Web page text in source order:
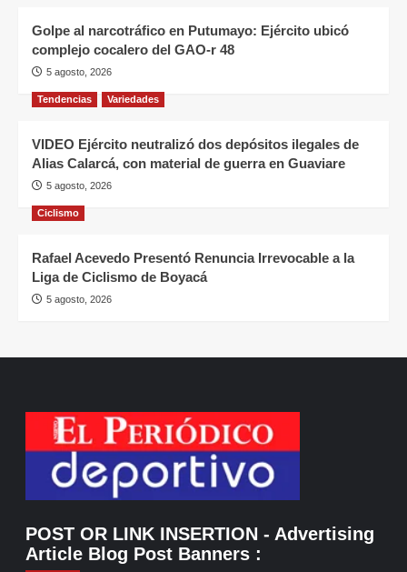
Golpe al narcotráfico en Putumayo: Ejército ubicó
complejo cocalero del GAO-r 48
5 agosto, 2026
Tendencias Variedades
VIDEO Ejército neutralizó dos depósitos ilegales de
Alias Calarcá, con material de guerra en Guaviare
5 agosto, 2026
Ciclismo
Rafael Acevedo Presentó Renuncia Irrevocable a la
Liga de Ciclismo de Boyacá
5 agosto, 2026
POST OR LINK INSERTION - Advertising
Article Blog Post Banners :